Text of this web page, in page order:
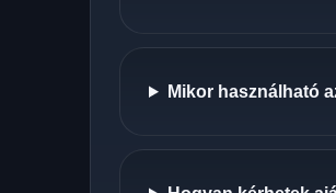
Mikor használható